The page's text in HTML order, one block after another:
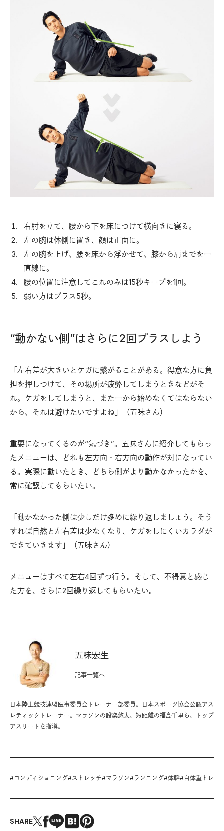
右肘を立て、腰から下を床につけて横向きに寝る。
左の腕は体側に置き、顔は正面に。
左の腕を上げ、腰を床から浮かせて、膝から肩までを一
直線に。
腰の位置に注意してこれのみは15秒キープを1回。
弱い方はプラス5秒。
“動かない側”はさらに2回プラスしよう
「左右差が大きいとケガに繫がることがある。得意な方に負
担を押しつけて、その場所が疲弊してしまうときなどがそ
れ。ケガをしてしまうと、また一から始めなくてはならない
から、それは避けたいですよね」（五味さん）
重要になってくるのが“気づき”。五味さんに紹介してもらっ
たメニューは、どれも左方向・右方向の動作が対になってい
る。実際に動いたとき、どちら側がより動かなかったかを、
常に確認してもらいたい。
「動かなかった側は少しだけ多めに繰り返しましょう。そう
すれば自然と左右差は少なくなり、ケガをしにくいカラダが
できていきます」（五味さん）
メニューはすべて左右4回ずつ行う。そして、不得意と感じ
た方を、さらに2回繰り返してもらいたい。
五味宏生
日本陸上競技連盟医事委員会トレーナー部委員。日本スポーツ協会公認アス
レティックトレーナー。マラソンの設楽悠太、短距離の福島千里ら、トップ
アスリートを指導。
記事一覧へ
#コンディショニング#ストレッチ#マラソン#ランニング#体幹#自体重トレ
SHARE